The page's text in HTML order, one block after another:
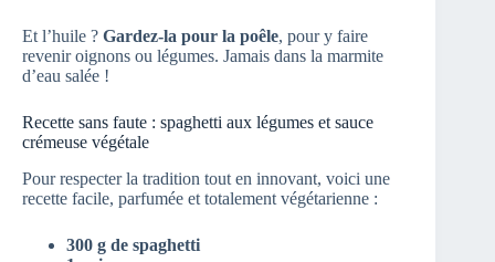
Et l’huile ? Gardez-la pour la poêle, pour y faire
revenir oignons ou légumes. Jamais dans la marmite
d’eau salée !
Recette sans faute : spaghetti aux légumes et sauce
crémeuse végétale
Pour respecter la tradition tout en innovant, voici une
recette facile, parfumée et totalement végétarienne :
300 g de spaghetti